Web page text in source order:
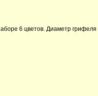
6 цветов. Диаметр грифеля